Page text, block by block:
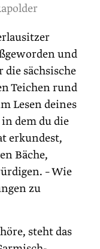
und
sächsische
Teichen rund
Lesen deines
in dem du die
erkundest,
Bäche,
– Wie
zu
steht das